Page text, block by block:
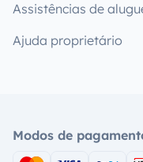
Assistências de
Ajuda proprietário
Modos de